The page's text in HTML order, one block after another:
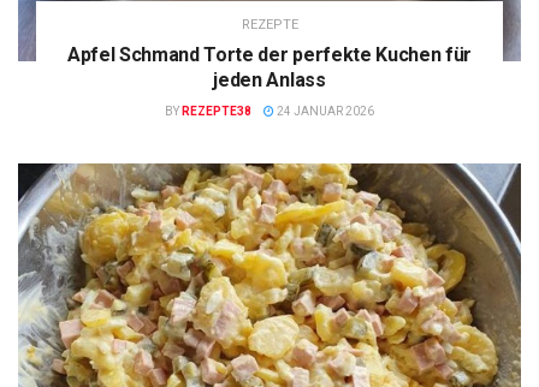
REZEPTE
Apfel Schmand Torte der perfekte Kuchen für
jeden Anlass
BY REZEPTE38 24 JANUAR 2026